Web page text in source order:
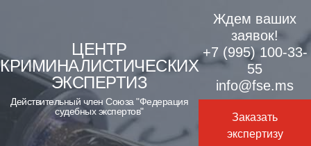
content
ЦЕНТР
КРИМИНАЛИСТИЧЕСКИХ
ЭКСПЕРТИЗ
Действительный член Союза "Федерация
судебных экспертов"
Ждем ваших
заявок!
+7 (995) 100-33-
55
info@fse.ms
Заказать
экспертизу